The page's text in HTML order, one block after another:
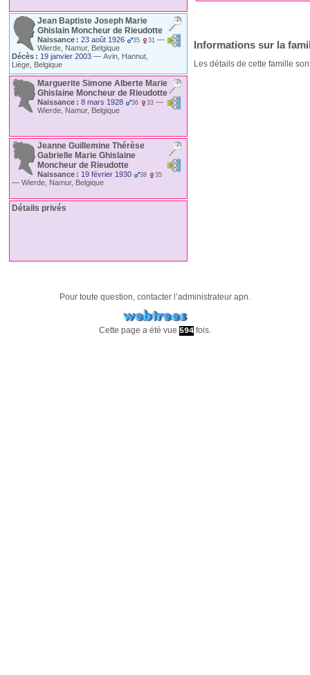
Jean Baptiste Joseph Marie
Ghislain Moncheur de Rieudotte
Naissance : 23 août 1926 35 31 —
Wierde, Namur, Belgique
Décès : 19 janvier 2003 — Avin, Hannut,
Liège, Belgique
Marguerite Simone Alberte Marie
Ghislaine Moncheur de Rieudotte
Naissance : 8 mars 1928 36 33 —
Wierde, Namur, Belgique
Jeanne Guillemine Thérèse
Gabrielle Marie Ghislaine
Moncheur de Rieudotte
Naissance : 19 février 1930 38 35
— Wierde, Namur, Belgique
Détails privés
Informations sur la
Les détails de cette famille
Pour toute question, contacter l’administrateur apn.
Cette page a été vue 594 fois.